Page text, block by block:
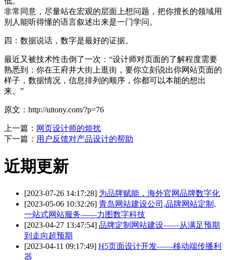
非常同意，尽量站在宏观的层面上想问题，把你擅长的领域用
别人能听得懂的语言叙述出来是一门学问。
四：数据说话，数字是最好的证据。
最近又被技术性击倒了一次：“设计师对页面的了解程度需要
熟悉到：你在王府井大街上逛街，要你立刻说出你网站页面的
样子，数据情况，信息排列的顺序，你都可以本能的想出
来。”
原文：http://uitony.com/?p=76
上一篇： 网页设计师的烦扰
下一篇： 用户反馈对产品设计的帮助
近期更新
[2023-07-26 14:17:28] 为品牌赋能，海外官网品牌数字化
[2023-05-06 10:32:26] 青岛网站建设公司,品牌网站定制,
一站式网站服务——力图数字科技
[2023-04-27 13:47:54] 品牌定制网站建设——从满足预期
到走向超预期
[2023-04-11 09:17:49] H5页面设计开发——移动端传播利
器